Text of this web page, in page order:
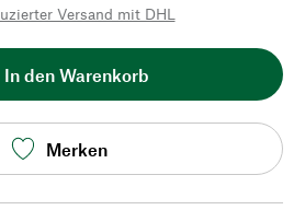
Versand mit DHL
In den Warenkorb
Merken